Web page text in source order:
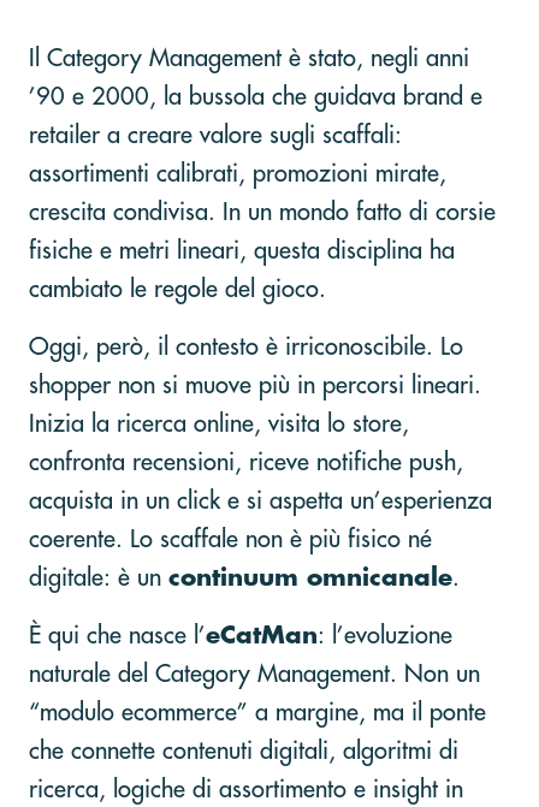
Il Category Management è stato, negli anni
’90 e 2000, la bussola che guidava brand e
retailer a creare valore sugli scaffali:
assortimenti calibrati, promozioni mirate,
crescita condivisa. In un mondo fatto di corsie
fisiche e metri lineari, questa disciplina ha
cambiato le regole del gioco.
Oggi, però, il contesto è irriconoscibile. Lo
shopper non si muove più in percorsi lineari.
Inizia la ricerca online, visita lo store,
confronta recensioni, riceve notifiche push,
acquista in un click e si aspetta un’esperienza
coerente. Lo scaffale non è più fisico né
digitale: è un continuum omnicanale.
È qui che nasce l’eCatMan: l’evoluzione
naturale del Category Management. Non un
“modulo ecommerce” a margine, ma il ponte
che connette contenuti digitali, algoritmi di
ricerca, logiche di assortimento e insight in